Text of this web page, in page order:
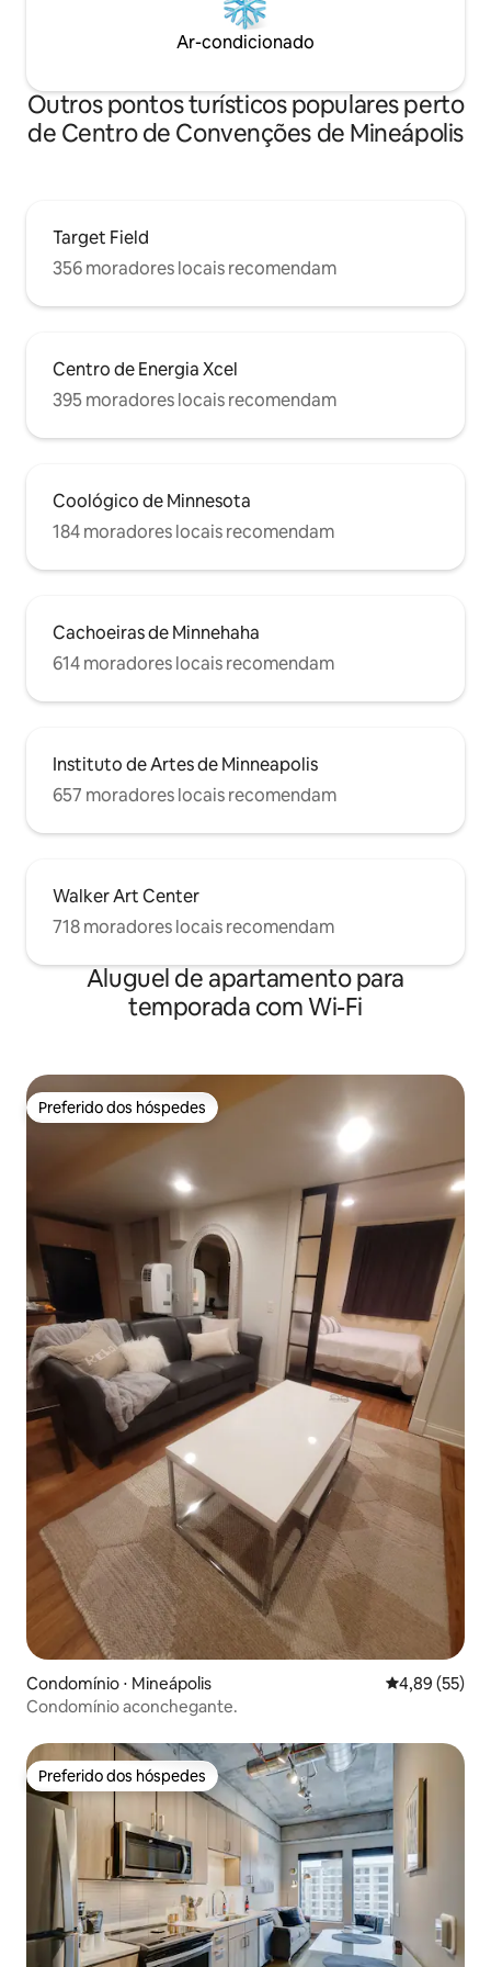
Ar-condicionado
Outros pontos turísticos populares perto
de Centro de Convenções de Mineápolis
Target Field
356 moradores locais recomendam
Centro de Energia Xcel
395 moradores locais recomendam
Coológico de Minnesota
184 moradores locais recomendam
Cachoeiras de Minnehaha
614 moradores locais recomendam
Instituto de Artes de Minneapolis
657 moradores locais recomendam
Walker Art Center
718 moradores locais recomendam
Aluguel de apartamento para
temporada com Wi-Fi
Preferido dos hóspedes
Preferido dos hóspedes
Condomínio ⋅ Mineápolis 4,89 de uma
4,89 (55)
Condomínio aconchegante.
Preferido dos hóspedes
Preferido dos hóspedes